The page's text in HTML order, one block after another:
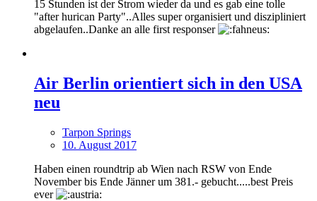
15 Stunden ist der Strom wieder da und es gab eine tolle
"after hurican Party"..Alles super organisiert und diszipliniert
abgelaufen..Danke an alle first responser
Air Berlin orientiert sich in den USA
neu
Tarpon Springs
10. August 2017
Haben einen roundtrip ab Wien nach RSW von Ende
November bis Ende Jänner um 381.- gebucht.....best Preis
ever